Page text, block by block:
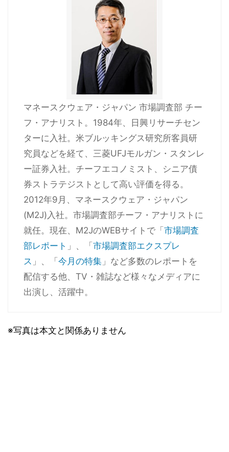
マネースクウェア・ジャパン 市場調査部 チー
フ・アナリスト。1984年、日興リサーチセン
ターに入社。米ブルッキングス研究所客員研
究員などを経て、三菱UFJモルガン・スタンレ
ー証券入社。チーフエコノミスト、シニア債
券ストラテジストとして高い評価を得る。
2012年9月、マネースクウェア・ジャパン
(M2J)入社。市場調査部チーフ・アナリストに
就任。現在、M2JのWEBサイトで「 市場調査
部レポート 」、「 市場調査部エクスプレ
ス 」、「 今月の特集 」など多数のレポートを
配信する他、TV・雑誌など様々なメディアに
出演し、活躍中。
※写真は本文と関係ありません